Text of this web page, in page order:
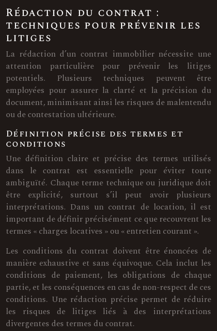
Rédaction du contrat :
techniques pour prévenir les
litiges
La rédaction d’un contrat immobilier nécessite une
attention particulière pour prévenir les litiges
potentiels. Plusieurs techniques peuvent être
employées pour assurer la clarté et la précision du
document, minimisant ainsi les risques de malentendu
ou de contestation ultérieure.
Définition précise des termes et
conditions
Une définition claire et précise des termes utilisés
dans le contrat est essentielle pour éviter toute
ambiguïté. Chaque terme technique ou juridique doit
être explicité, surtout s’il peut avoir plusieurs
interprétations. Dans un contrat de location, il est
important de définir précisément ce que recouvrent les
termes « charges locatives » ou « entretien courant ».
Les conditions du contrat doivent être énoncées de
manière exhaustive et sans équivoque. Cela inclut les
conditions de paiement, les obligations de chaque
partie, et les conséquences en cas de non-respect de ces
conditions. Une rédaction précise permet de réduire
les risques de litiges liés à des interprétations
divergentes des termes du contrat.